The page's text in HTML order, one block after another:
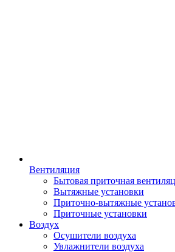
Вентиляция
Бытовая приточная
Вытяжные установки
Приточно-вытяжные
Приточные установки
Воздух
Осушители воздуха
Увлажнители воздуха